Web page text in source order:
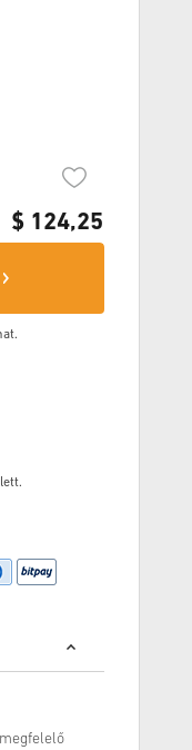
$ 124,25